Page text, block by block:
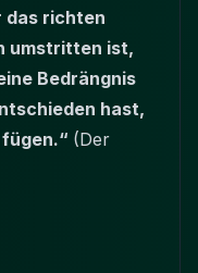
das richten
umstritten ist,
Bedrängnis
hast,
(Der